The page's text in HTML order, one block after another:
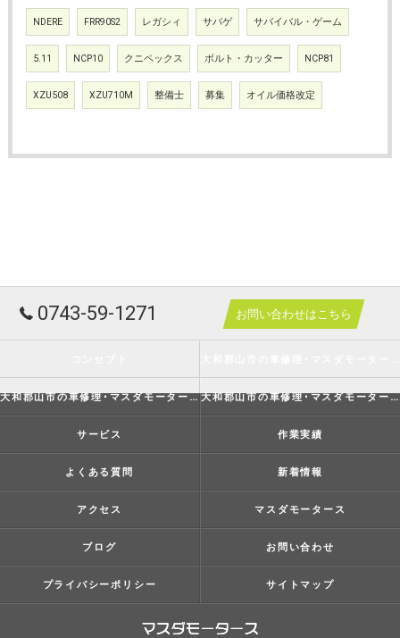
NDERE FRR90S2 レガシィ サバゲ サバイバル・ゲーム
5.11 NCP10 クニペックス ボルト・カッター NCP81
XZU508 XZU710M 整備士 募集 オイル価格改定
0743-59-1271 お問い合わせはこちら
大和郡山市の車修理･マスダモータースの評判 大和郡山市の車修理･マスダモータースのお客様の声
サービス 作業実績
よくある質問 新着情報
アクセス マスダモータース
ブログ お問い合わせ
プライバシーポリシー サイトマップ